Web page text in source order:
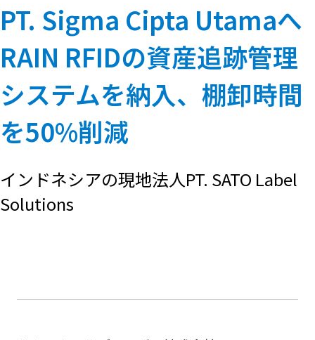
PT. Sigma Cipta Utamaへ
RAIN RFIDの資産追跡管理
システムを納入、棚卸時間
を50%削減
インドネシアの現地法人PT. SATO Label
Solutions